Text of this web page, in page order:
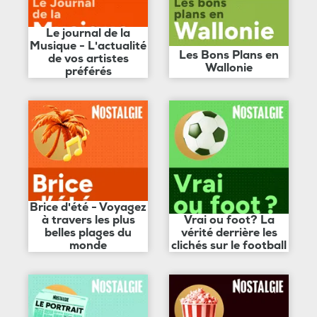
Le journal de la
Musique - L'actualité
de vos artistes
préférés
Les Bons Plans en
Wallonie
Brice d'été - Voyagez
à travers les plus
belles plages du
monde
Vrai ou foot? La
vérité derrière les
clichés sur le football